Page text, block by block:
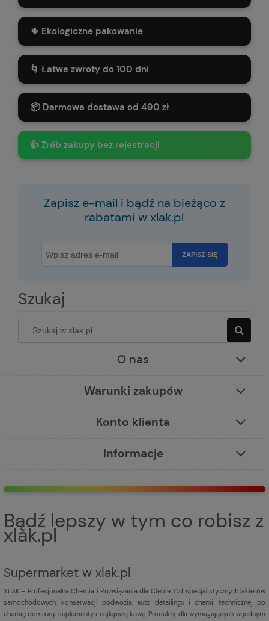
🌵 Ekologiczne pakowanie
🌀 Łatwe zwroty do 100 dni
📦 Darmowa dostawa od 490 zł
👍 Zrób zakupy bez rejestracji
Zapisz e-mail i bądź na bieżąco z
rabatami w xlak.pl
ZAPISZ SIĘ
Szukaj
O nas
Warunki zakupów
Konto klienta
Informacje
Bądź lepszy w tym co robisz z
xlak.pl
Supermarket w xlak.pl
XLAK – Profesjonalna Chemia i Rozwiązania dla Ciebie. Od specjalistycznych lakierów
samochodowych, konserwacji podwozia, auto detailingu i chemii technicznej po
chemię domową, suplementy i najlepszą kawę. Produkty dla wymagających w jednym